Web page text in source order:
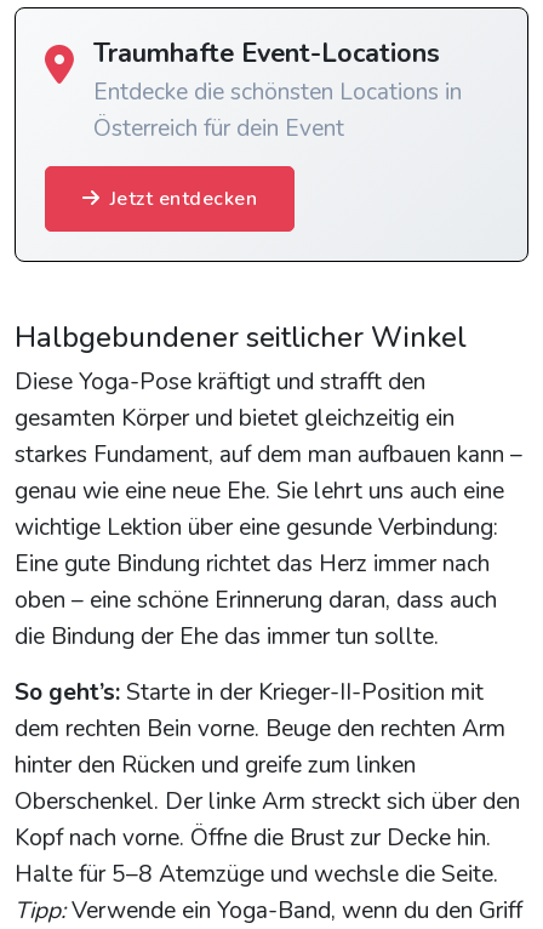
Traumhafte Event-Locations
Entdecke die schönsten Locations in
Österreich für dein Event
Jetzt entdecken
Halbgebundener seitlicher Winkel
Diese Yoga-Pose kräftigt und strafft den
gesamten Körper und bietet gleichzeitig ein
starkes Fundament, auf dem man aufbauen kann –
genau wie eine neue Ehe. Sie lehrt uns auch eine
wichtige Lektion über eine gesunde Verbindung:
Eine gute Bindung richtet das Herz immer nach
oben – eine schöne Erinnerung daran, dass auch
die Bindung der Ehe das immer tun sollte.
So geht’s: Starte in der Krieger-II-Position mit
dem rechten Bein vorne. Beuge den rechten Arm
hinter den Rücken und greife zum linken
Oberschenkel. Der linke Arm streckt sich über den
Kopf nach vorne. Öffne die Brust zur Decke hin.
Halte für 5–8 Atemzüge und wechsle die Seite.
Tipp:Verwende ein Yoga-Band, wenn du den Griff